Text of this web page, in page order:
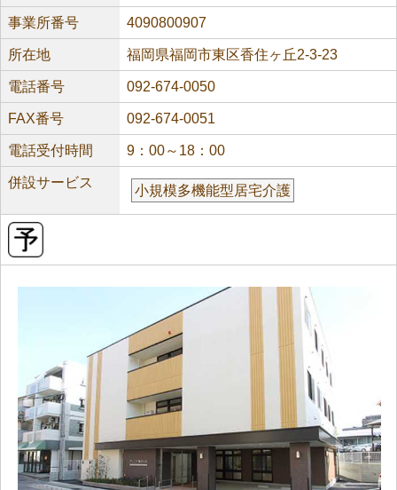
事業所番号 4090800907
所在地 福岡県福岡市東区香住ヶ丘2-3-23
電話番号 092-674-0050
FAX番号 092-674-0051
電話受付時間 9：00～18：00
併設サービス
小規模多機能型居宅介護